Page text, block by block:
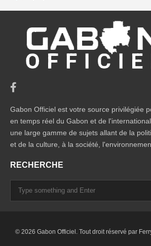
Gabon Officiel est votre source privilégiée
en temps réel du Gabon et de
une large gamme de sujets allant de la
et de la culture, à la société,
RECHERCHE
© 2026 Gabon Officiel. Tout droit réservé par